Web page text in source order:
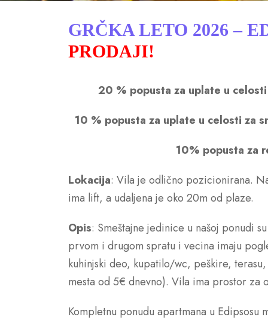
GRČKA LETO 2026 –
PRODAJI!
20 % popusta za uplate u
10 % popusta za uplate u celosti za
10% popusta za
Lokacija: Vila je odlično pozicionirana.
ima lift, a udaljena je oko 20m od plaze.
Opis: Smeštajne jedinice u našoj ponudi
prvom i drugom spratu i vecina imaju
kuhinjski deo, kupatilo/wc, peškire,
mesta od 5€ dnevno). Vila ima prostor za
Kompletnu ponudu apartmana u Edipsosu